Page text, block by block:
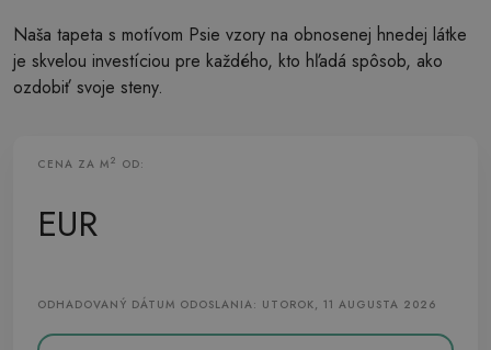
Naša tapeta s motívom Psie vzory na obnosenej hnedej látke
je skvelou investíciou pre každého, kto hľadá spôsob, ako
ozdobiť svoje steny.
CENA ZA M2 OD:
EUR
ODHADOVANÝ DÁTUM ODOSLANIA: UTOROK, 11 AUGUSTA 2026